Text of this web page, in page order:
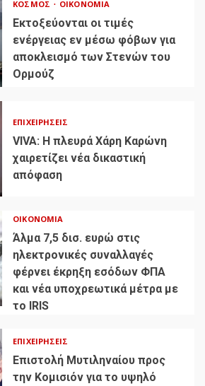
ΚΌΣΜΟΣ ΟΙΚΟΝΟΜΊΑ
Εκτοξεύονται οι τιμές
ενέργειας εν μέσω φόβων για
αποκλεισμό των Στενών του
Ορμούζ
ΕΠΙΧΕΙΡΉΣΕΙΣ
VIVA: Η πλευρά Χάρη Καρώνη
χαιρετίζει νέα δικαστική
απόφαση
ΟΙΚΟΝΟΜΊΑ
Άλμα 7,5 δισ. ευρώ στις
ηλεκτρονικές συναλλαγές
φέρνει έκρηξη εσόδων ΦΠΑ
και νέα υποχρεωτικά μέτρα με
το IRIS
ΕΠΙΧΕΙΡΉΣΕΙΣ
Επιστολή Μυτιληναίου προς
την Κομισιόν για το υψηλό